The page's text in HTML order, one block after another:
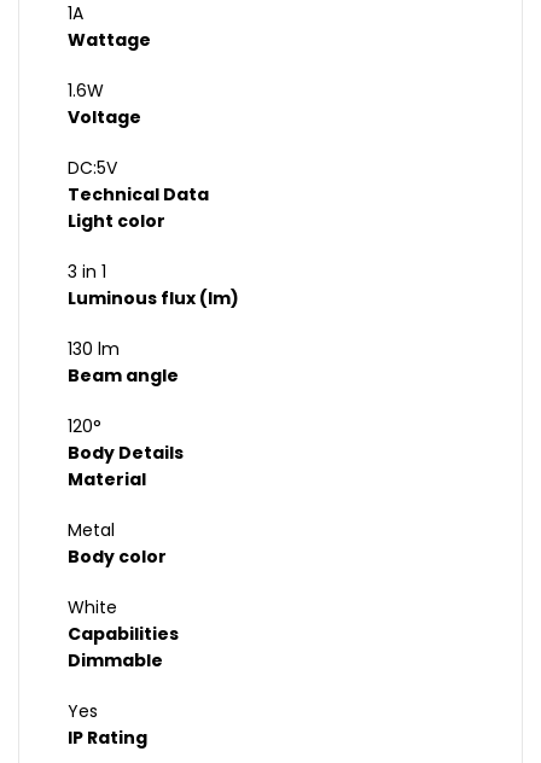
1A
Wattage
1.6W
Voltage
DC:5V
Technical Data
Light color
3 in 1
Luminous flux (lm)
130 lm
Beam angle
120°
Body Details
Material
Metal
Body color
White
Capabilities
Dimmable
Yes
IP Rating